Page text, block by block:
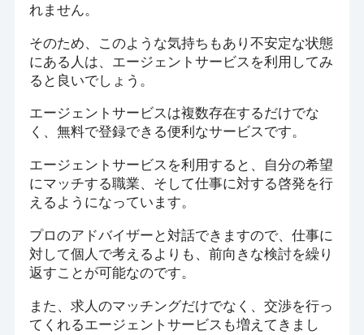
れません。
そのため、このような気持ちもあり不安定な状態
にある人は、エージェントサービスを利用してみ
ると良いでしょう。
エージェントサービスは複数存在するだけでな
く、無料で登録できる便利なサービスです。
エージェントサービスを利用すると、自分の希望
にマッチする職業、そして仕事に対する啓発を行
えるようになっています。
プロのアドバイザーと対話できますので、仕事に
対して個人で考えるよりも、前向きな検討を繰り
返すことが可能なのです。
また、求人のマッチングだけでなく、交渉を行っ
てくれるエージェントサービスも増えてきまし